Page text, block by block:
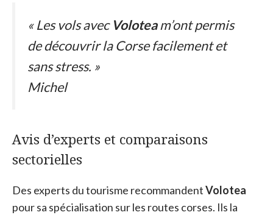
« Les vols avec Voloteam’ont permis
de découvrir la Corse facilement et
sans stress. »
Michel
Avis d’experts et comparaisons
sectorielles
Des experts du tourisme recommandentVolotea
pour sa spécialisation sur les routes corses. Ils la